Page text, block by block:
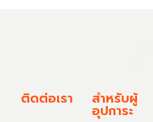
ติดต่อเรา สำหรับผู้
อุปการะ